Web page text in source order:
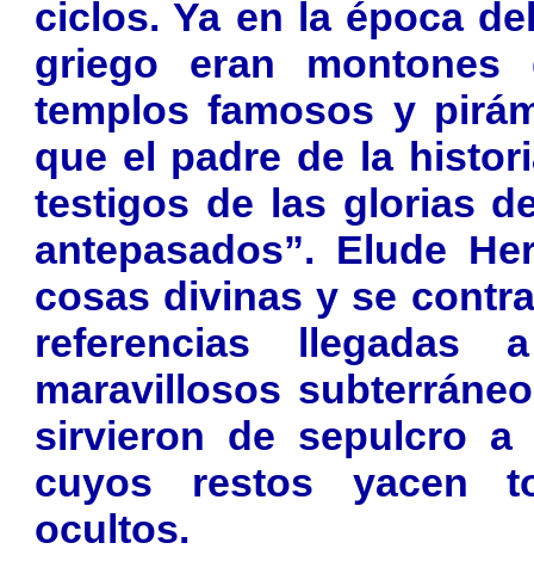
ciclos. Ya en la época
griego eran montones
templos famosos y
que el padre de la
testigos de las glorias
antepasados”. Elude
cosas divinas y se
referencias
maravillosos
sirvieron de sepulcro a
cuyos restos yacen
ocultos.